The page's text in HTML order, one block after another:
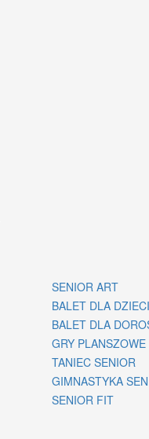
SENIOR ART
BALET DLA DZIECI
BALET DLA
GRY PLANSZOWE
TANIEC SENIOR
GIMNASTYKA
SENIOR FIT